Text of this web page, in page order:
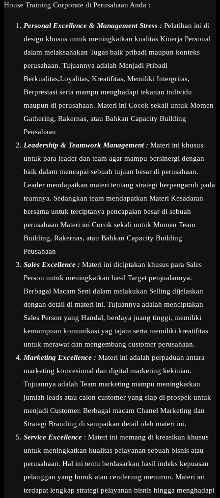
House Training Corporate di Perusahaan Anda :
Personal Excellence & Management Stress : Pelatihan ini di
design khusus untuk meningkatkan kualitas Kinerja Personal
dalam melaksanakan Tugas baik pribadi maupun konteks
perusahaan. Tujuannya adalah Menjadi Pribadi
Berkualitas,Loyalitas, Kreatifitas, Memiliki Intergritas,
Berprestasi serta mampu menghadapi tekanan individu
maupun di perusahaan. Materi ini Cocok sekali untuk Momen
Gathering, Rakernas, atau Bahkan Capacity Building
Peusahaan
Leadership & Teamwork Management : Materi ini khusus
untuk para leader dan team agar mampu bersinergi dengan
baik dalam mencapai sebuah tujuan besar di perusahaan.
Leader mendapatkan materi tentang strategi berpengaruh pada
teamnya. Sedangkan team mendapatkan Materi Kesadaran
bersama untuk terciptanya pencapaian besar di sebuah
perusahaan Materi ini Cocok sekali untuk Momen Team
Building, Rakernas, atau Bahkan Capacity Building
Peusahaan
Sales Excellence : Materi ini diciptakan khusus para Sales
Person untuk meningkatkan hasil Target penjualannya.
Berbagai Macam Seni dalam melakukan Selling dijelaskan
dengan detail di materi ini. Tujuannya adalah menciptakan
Sales Person yang Handal, berdaya juang tinggi, memiliki
kemampuan komunikasi yag tajam serta memiliki kreatifitas
untuk merawat dan mengembang customer perusahaan.
Marketing Excellence : Materi ini adalah perpaduan antara
marketing konvesional dan digital marketing kekinian.
Tujuannya adalah Team marketing mampu meningkatkan
jumlah leads atau calon customer yang siap di prospek untuk
menjadi Customer. Berbagai macam Chanel Marketing dan
Strategi Branding di sampaikan detail oleh materi ini.
Service Excellence : Materi ini memang di kreasikan khusus
untuk meningkatkan kualitas pelayanan sebuah bisnis atau
perusahaan. Hal ini tentu berdasarkan hasil indeks kepuasan
pelanggan yang buruk atau cenderung menurun. Materi ini
terdapat lengkap strategi pelayanan bisnis hingga menghadapi